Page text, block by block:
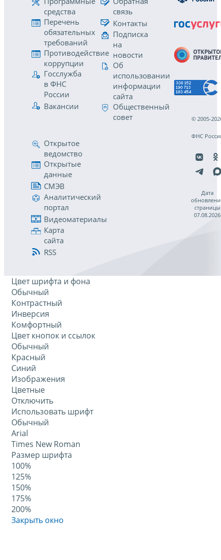
средства
Перечень
обязательных
требований
Противодействие
коррупции
Госслужба
в ФНС
России
Вакансии
связь
Контакты
Подписка
на
новости
Об
использовании
информации
сайта
Общественный
совет
Открытое
ведомство
Открытые
данные
СМЭВ
Аналитический
портал
Видеоматериалы
Карта
сайта
RSS
© 2005-
ФНС
Дата
страницы
07.08.2026
Цвет шрифта и фона
Обычный
Контрастный
Инверсия
Комфортный
Цвет кнопок и ссылок
Обычный
Красный
Синий
Изображения
Цветные
Отключить
Использовать шрифт
Обычный
Arial
Times New Roman
Размер шрифта
100%
125%
150%
175%
200%
Закрыть окно